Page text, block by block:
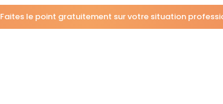
Faites le point gratuitement sur votre situation